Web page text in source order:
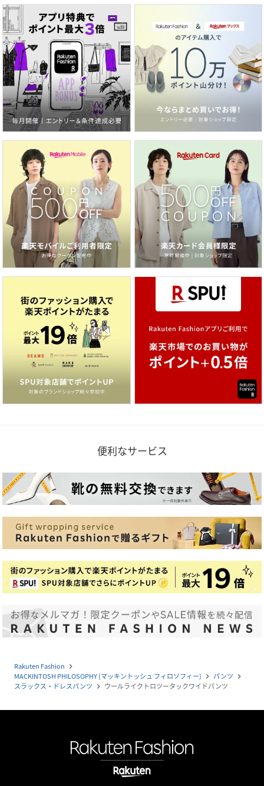
便利なサービス
Rakuten Fashion navigate_next
MACKINTOSH PHILOSOPHY (マッキントッシュ フィロソフィー) navigate_next パンツ navigate_next
スラックス・ドレスパンツ navigate_next ウールライクトロツータックワイドパンツ